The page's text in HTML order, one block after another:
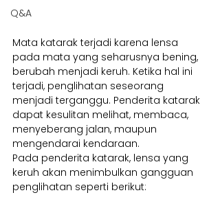
Q&A
Mata katarak terjadi karena lensa
pada mata yang seharusnya bening,
berubah menjadi keruh. Ketika hal ini
terjadi, penglihatan seseorang
menjadi terganggu. Penderita katarak
dapat kesulitan melihat, membaca,
menyeberang jalan, maupun
mengendarai kendaraan.
Pada penderita katarak, lensa yang
keruh akan menimbulkan gangguan
penglihatan seperti berikut: